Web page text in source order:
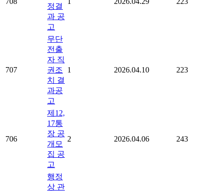
정결
과 공
고
707
무단
전출
자 직
권조
치 결
과공
고
1 2026.04.10 223
706
제12,
17통
장 공
개모
집 공
고
2 2026.04.06 243
행정
상 관